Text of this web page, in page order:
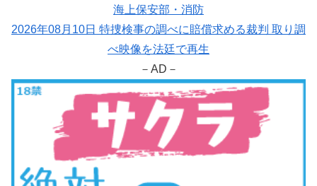
海上保安部・消防
2026年08月10日 特捜検事の調べに賠償求める裁判 取り調
べ映像を法廷で再生
－AD－